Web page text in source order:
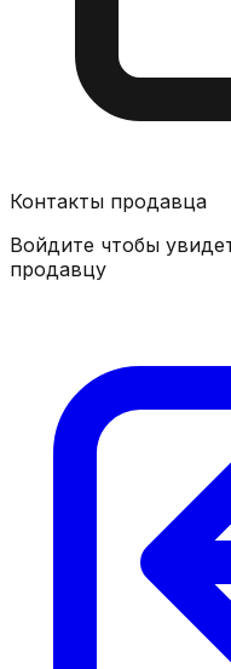
Контакты продавца
Войдите чтобы
продавцу